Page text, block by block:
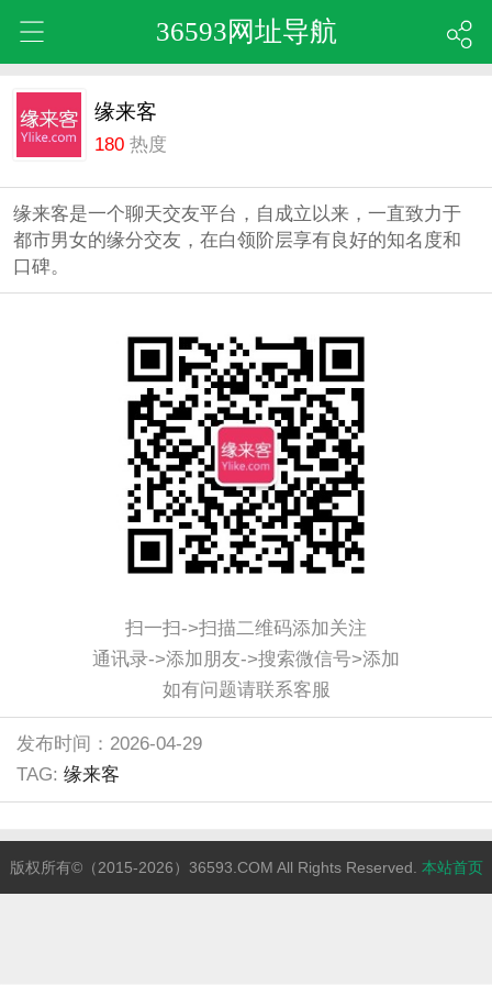
36593网址导航
缘来客
180 热度
缘来客是一个聊天交友平台，自成立以来，一直致力于
都市男女的缘分交友，在白领阶层享有良好的知名度和
口碑。
扫一扫->扫描二维码添加关注
通讯录->添加朋友->搜索微信号>添加
如有问题请联系客服
发布时间：2026-04-29
TAG: 缘来客
版权所有©（2015-2026）36593.COM All Rights Reserved. 本站首页